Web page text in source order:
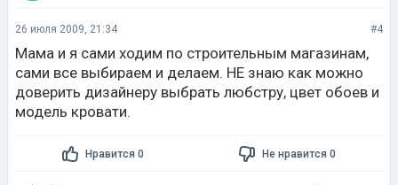
26 июля 2009, 21:34 #4
Мама и я сами ходим по строительным магазинам,
сами все выбираем и делаем. НЕ знаю как можно
доверить дизайнеру выбрать любстру, цвет обоев и
модель кровати.
Нравится 0 Не нравится 0